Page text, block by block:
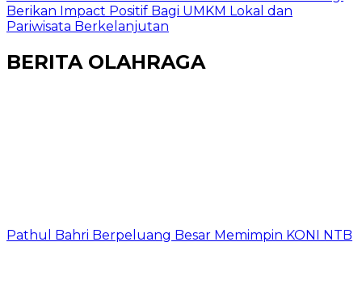
Berikan Impact Positif Bagi UMKM Lokal dan
Pariwisata Berkelanjutan
BERITA OLAHRAGA
Pathul Bahri Berpeluang Besar Memimpin KONI NTB